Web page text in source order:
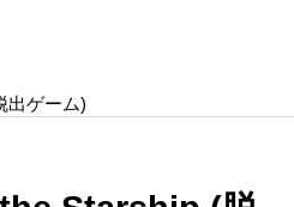
出ゲーム)